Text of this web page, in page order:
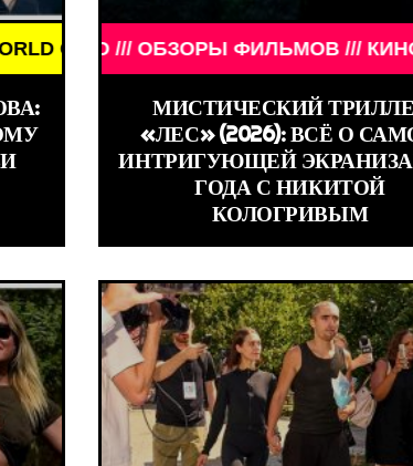
ЗНАМЕНИТОСТИ /// WORLD
ОБЗОРЫ ФИЛЬМОВ /// КИНО ///
МИСТИЧЕСКИЙ
«ЛЕС» (2026): ВСЁ О
ИНТРИГУЮЩЕЙ
ГОДА С НИКИТОЙ
КОЛОГРИВЫМ